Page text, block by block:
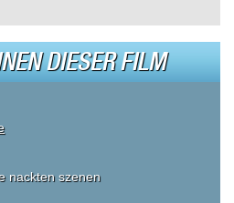
DIESER FILM
nackten szenen